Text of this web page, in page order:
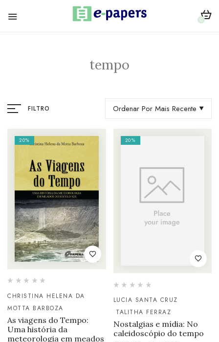
0
tempo
FILTRO Ordenar Por Mais Recente
20%
CHRISTINA HELENA DA
MOTTA BARBOZA
As viagens do Tempo:
Uma história da
meteorologia em meados
20%
LUCIA SANTA CRUZ
TALITHA FERRAZ
Nostalgias e mídia: No
caleidoscópio do tempo